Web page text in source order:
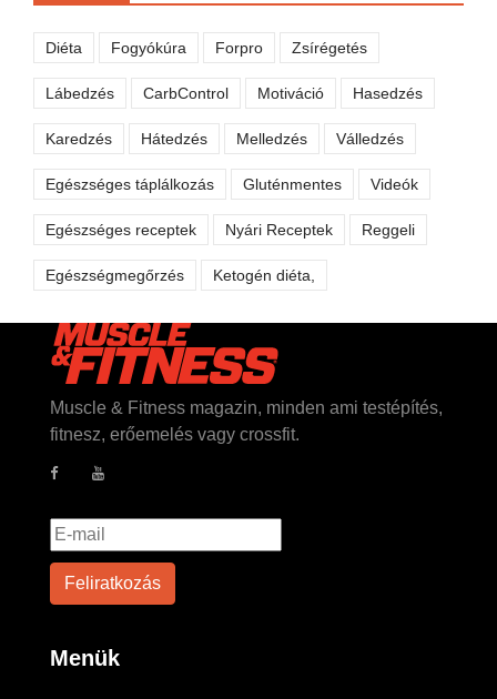
Diéta Fogyókúra Forpro Zsírégetés
Lábedzés CarbControl Motiváció Hasedzés
Karedzés Hátedzés Melledzés Válledzés
Egészséges táplálkozás Gluténmentes Videók
Egészséges receptek Nyári Receptek Reggeli
Egészségmegőrzés Ketogén diéta,
Muscle & Fitness magazin, minden ami testépítés,
fitnesz, erőemelés vagy crossfit.
Menük